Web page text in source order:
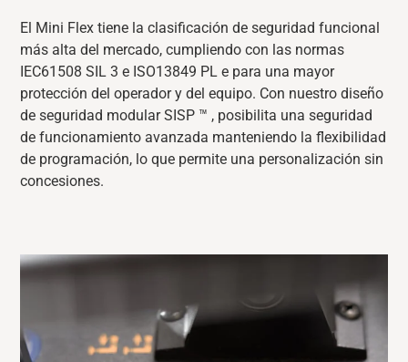
El Mini Flex tiene la clasificación de seguridad funcional
más alta del mercado,cumpliendo con las normas
IEC61508 SIL 3 e ISO13849 PL e para una mayor
protección del operador y del equipo. Con nuestro diseño
de seguridad modular SISP ™ , posibilita unaseguridad
de funcionamiento avanzada manteniendo la flexibilidad
de programación, lo que permite una personalización sin
concesiones.